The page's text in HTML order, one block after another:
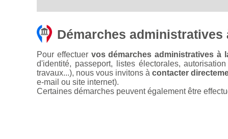
Démarches administratives
Pour effectuer vos démarches administratives à
d'identité, passeport, listes électorales,
travaux...), nous vous invitons à contacter
e-mail ou site internet).
Certaines démarches peuvent également être